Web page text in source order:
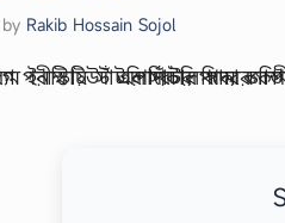
by Rakib Hossain Sojol